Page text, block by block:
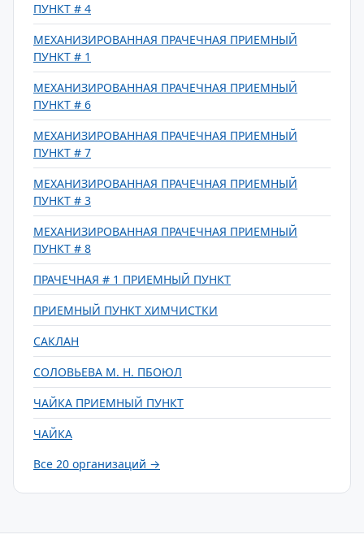
ПУНКТ # 4
МЕХАНИЗИРОВАННАЯ ПРАЧЕЧНАЯ ПРИЕМНЫЙ
ПУНКТ # 1
МЕХАНИЗИРОВАННАЯ ПРАЧЕЧНАЯ ПРИЕМНЫЙ
ПУНКТ # 6
МЕХАНИЗИРОВАННАЯ ПРАЧЕЧНАЯ ПРИЕМНЫЙ
ПУНКТ # 7
МЕХАНИЗИРОВАННАЯ ПРАЧЕЧНАЯ ПРИЕМНЫЙ
ПУНКТ # 3
МЕХАНИЗИРОВАННАЯ ПРАЧЕЧНАЯ ПРИЕМНЫЙ
ПУНКТ # 8
ПРАЧЕЧНАЯ # 1 ПРИЕМНЫЙ ПУНКТ
ПРИЕМНЫЙ ПУНКТ ХИМЧИСТКИ
САКЛАН
СОЛОВЬЕВА М. Н. ПБОЮЛ
ЧАЙКА ПРИЕМНЫЙ ПУНКТ
ЧАЙКА
Все 20 организаций →